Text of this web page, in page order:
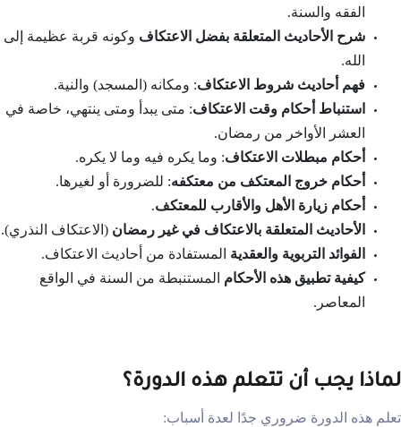
الفقه والسنة.
شرح الأحاديث المتعلقة بفضل الاعتكاف وكونه قربة عظيمة إلى
الله.
فهم أحاديث شروط الاعتكاف: ومكانه (المسجد) والنية.
استنباط أحكام وقت الاعتكاف: متى يبدأ ومتى ينتهي، خاصة في
العشر الأواخر من رمضان.
أحكام مبطلات الاعتكاف: وما يكره فيه وما لا يكره.
أحكام خروج المعتكف من معتكفه: للضرورة أو لغيرها.
أحكام زيارة الأهل والأقارب للمعتكف.
الأحاديث المتعلقة بالاعتكاف في غير رمضان (الاعتكاف النذري).
الفوائد التربوية والعقدية المستفادة من أحاديث الاعتكاف.
كيفية تطبيق هذه الأحكام المستنبطة من السنة في الواقع
المعاصر.
لماذا يجب أن تتعلم هذه الدورة؟
تعلم هذه الدورة ضروري جدًا لعدة أسباب: